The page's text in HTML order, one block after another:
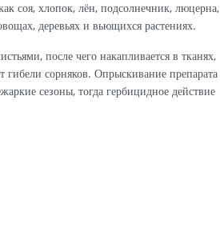
соя, хлопок, лён, подсолнечник, люцерна,
деревьях и вьющихся растениях.
после чего накапливается в тканях,
гибели сорняков. Опрыскивание препарата
сезоны, тогда гербицидное действие